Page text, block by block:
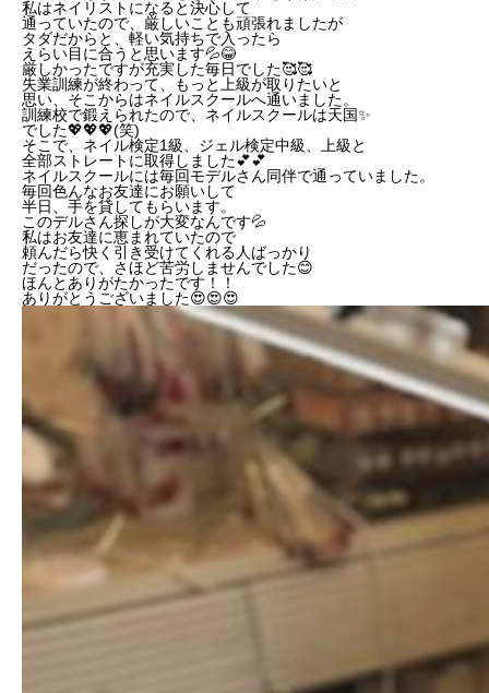
私はネイリストになると決心して
通っていたので、厳しいことも頑張れましたが
タダだからと、軽い気持ちで入ったら
えらい目に合うと思います💦😂
厳しかったですが充実した毎日でした🥰🥰
失業訓練が終わって、もっと上級が取りたいと
思い、そこからはネイルスクールへ通いました。
訓練校で鍛えられたので、ネイルスクールは天国✨
でした💖💖💖(笑)
そこで、ネイル検定1級、ジェル検定中級、上級と
全部ストレートに取得しました💕💕
ネイルスクールには毎回モデルさん同伴で通っていました。
毎回色んなお友達にお願いして
半日、手を貸してもらいます。
このデルさん探しが大変なんです💦
私はお友達に恵まれていたので
頼んだら快く引き受けてくれる人ばっかり
だったので、さほど苦労しませんでした😊
ほんとありがたかったです！！
ありがとうございました😍😍😍